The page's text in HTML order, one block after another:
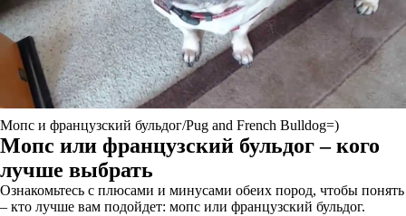
Мопс и французский бульдог/Pug and French Bulldog=)
Мопс или французский бульдог – кого
лучше выбрать
Ознакомьтесь с плюсами и минусами обеих пород, чтобы понять
– кто лучше вам подойдет: мопс или французский бульдог.